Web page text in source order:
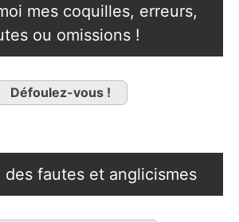
mes coquilles, erreurs,
ou omissions !
Défoulez-vous !
des fautes et anglicismes